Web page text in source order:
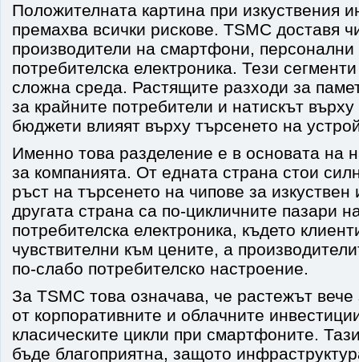
Положителната картина при изкуствения
премахва всички рискове. TSMC доставя
производители на смартфони, персонални
потребителска електроника. Тези
сложна среда. Растящите разходи за
за крайните потребители и натискът
бюджети влияят върху търсенето на
Именно това разделение е в основата на
за компанията. От едната страна стои
ръст на търсенето на чипове за изкуствен
другата страна са по-цикличните пазари
потребителска електроника, където
чувствителни към цените, а
по-слабо потребителско настроение.
За TSMC това означава, че растежът вече
от корпоративните и облачните
класическите цикли при смартфоните.
бъде благоприятна, защото